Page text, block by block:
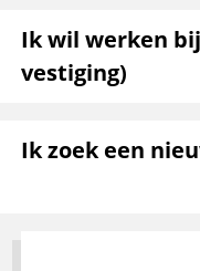
Ik wil werken
vestiging)
Ik zoek een